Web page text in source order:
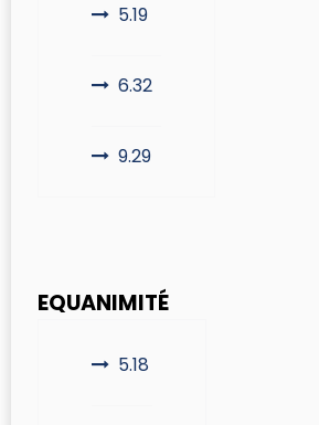
5.19
6.32
9.29
EQUANIMITÉ
5.18